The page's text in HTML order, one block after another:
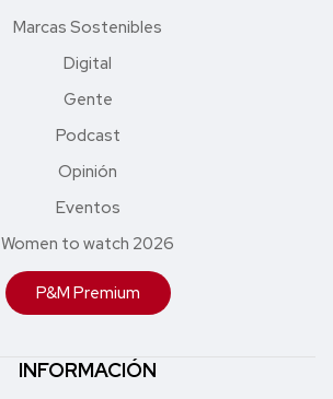
Marcas Sostenibles
Digital
Gente
Podcast
Opinión
Eventos
Women to watch 2026
P&M Premium
INFORMACIÓN